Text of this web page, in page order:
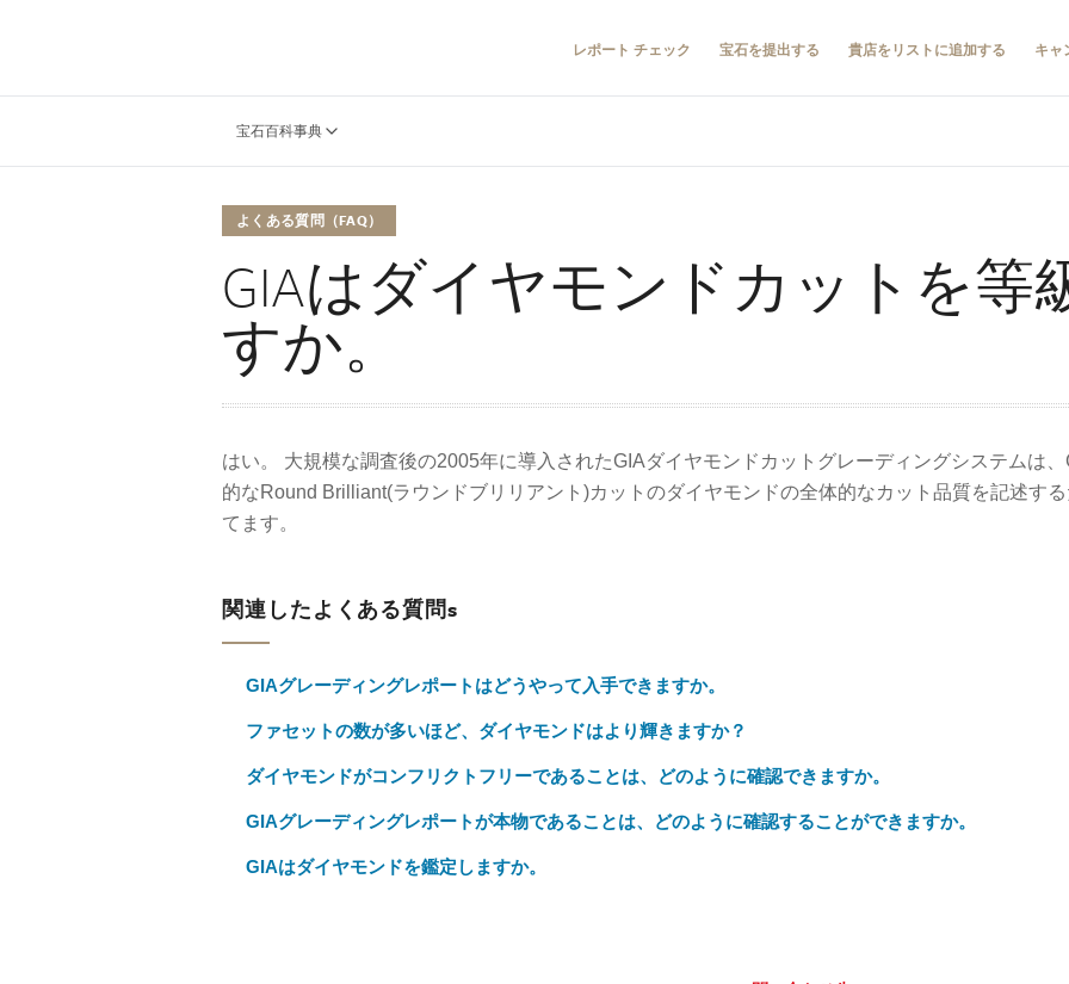
レポート チェック 宝石を提出する 貴店をリストに追加する キャ
宝石百科事典
よくある質問（FAQ）
GIAはダイヤモンドカットを等
すか。
はい。 大規模な調査後の2005年に導入されたGIAダイヤモンドカットグレーディングシステムは
的なRound Brilliant(ラウンドブリリアント)カットのダイヤモンドの全体的なカット品質を記述す
てます。
関連したよくある質問s
GIAグレーディングレポートはどうやって入手できますか。
ファセットの数が多いほど、ダイヤモンドはより輝きますか？
ダイヤモンドがコンフリクトフリーであることは、どのように確認できますか。
GIAグレーディングレポートが本物であることは、どのように確認することができますか。
GIAはダイヤモンドを鑑定しますか。